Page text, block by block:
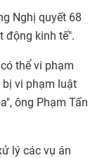
Nghị quyết 68
động kinh tế".
thể vi phạm
bị vi phạm luật
ông Phạm Tấn
lý các vụ án